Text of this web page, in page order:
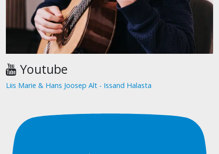
Youtube
Liis Marie & Hans Joosep Alt - Issand Halasta